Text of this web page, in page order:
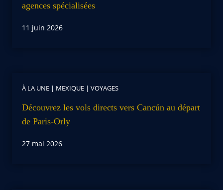
agences spécialisées
11 juin 2026
À LA UNE | MEXIQUE | VOYAGES
Découvrez les vols directs vers Cancún au départ
de Paris-Orly
27 mai 2026